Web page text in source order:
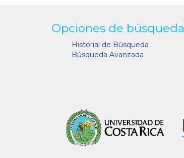
Opciones de búsqueda
Historial de Búsqueda
Búsqueda Avanzada